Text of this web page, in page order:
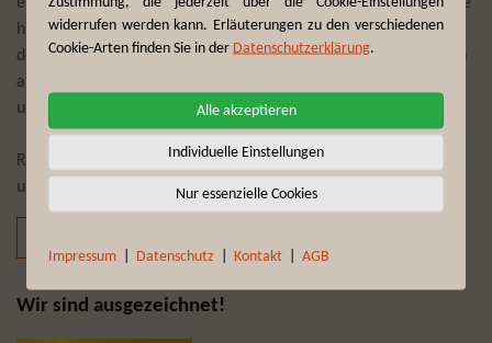
widerrufen werden kann. Erläuterungen zu den verschiedenen
Cookie-Arten finden Sie in der Datenschutzerklärung.
Alle akzeptieren
Individuelle Einstellungen
Nur essenzielle Cookies
Impressum Datenschutz Kontakt AGB
erfüllen und täglich individuelle Trips und Touren zu planen. Die
hier angebotenen Erlebnisreisen zu Traumdestinationen auf
dem afrikanischen Kontinent bescheren Ihnen, gepaart mit den
afrikanischen Wurzeln der Brand-Story von Fynch-Hatton,
unvergessliche Momente.
Reiseempfehlungen und Reiseneuheiten bekommen Sie mit
unserem Newsletter auf Wunsch „frei Haus“:
Wir sind ausgezeichnet!